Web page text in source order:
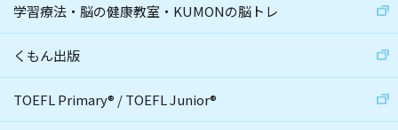
学習療法・脳の健康教室・KUMONの脳トレ
くもん出版
TOEFL Primary® /TOEFL Junior®